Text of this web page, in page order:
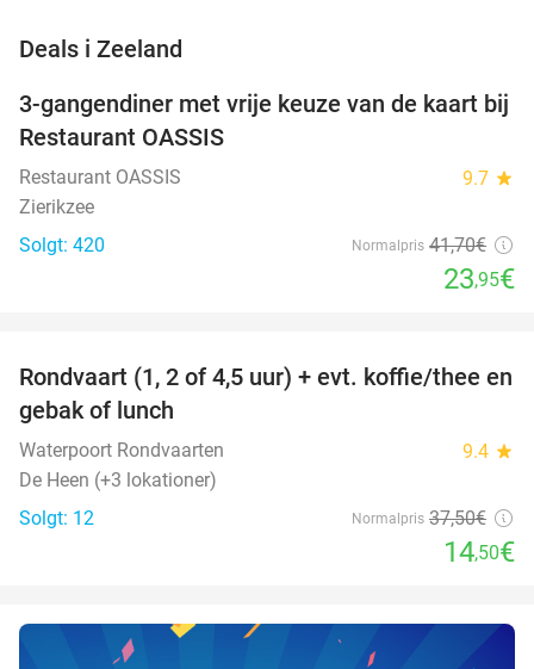
Deals i Zeeland
43%
3-gangendiner met vrije keuze van de kaart bij
Restaurant OASSIS
Restaurant OASSIS 9.7 star
Zierikzee
Solgt: 420
Normalpris 41,70€
23,95€
61%
DAG
Rondvaart (1, 2 of 4,5 uur) + evt. koffie/thee en
gebak of lunch
Waterpoort Rondvaarten 9.4 star
De Heen (+3 lokationer)
Solgt: 12
Normalpris 37,50€
14,50€